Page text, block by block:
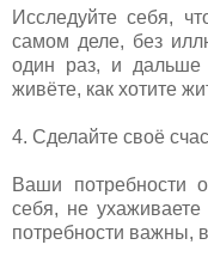
Исследуйте себя,
самом деле, без
один раз, и дальше
живёте, как хотите
4. Сделайте своё
Ваши потребности
себя, не
потребности важны,